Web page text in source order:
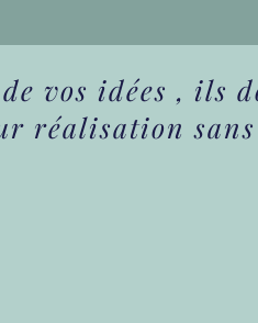
vos idées , ils
réalisation sans